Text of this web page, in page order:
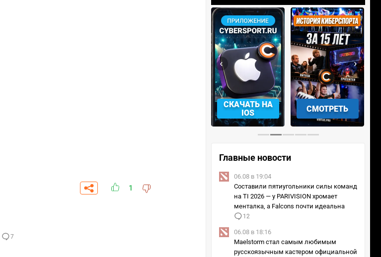
1
7
СМОТРЕТЬ УЧАСТВОВАТЬ
‹ ›
Главные новости
06.08 в 19:04
Составили пятиугольники силы команд
на TI 2026 — у PARIVISION хромает
менталка, а Falcons почти идеальна
12
06.08 в 18:16
Maelstorm стал самым любимым
русскоязычным кастером официальной